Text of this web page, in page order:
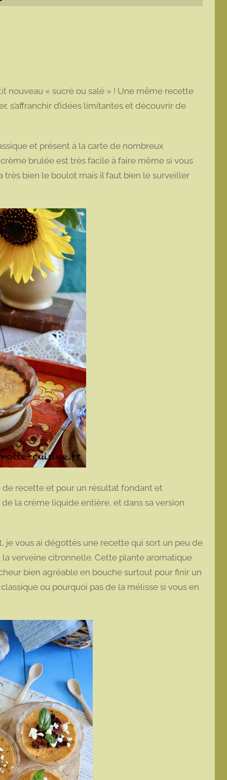
nouveau « sucré ou salé » ! Une même recette
s’affranchir d’idées limitantes et découvrir de
et présent à la carte de nombreux
brulée est très facile à faire même si vous
très bien le boulot mais il faut bien le surveiller
recette et pour un résultat fondant et
la crème liquide entière, et dans sa version
je vous ai dégottés une recette qui sort un peu de
la verveine citronnelle. Cette plante aromatique
bien agréable en bouche surtout pour finir un
ou pourquoi pas de la mélisse si vous en